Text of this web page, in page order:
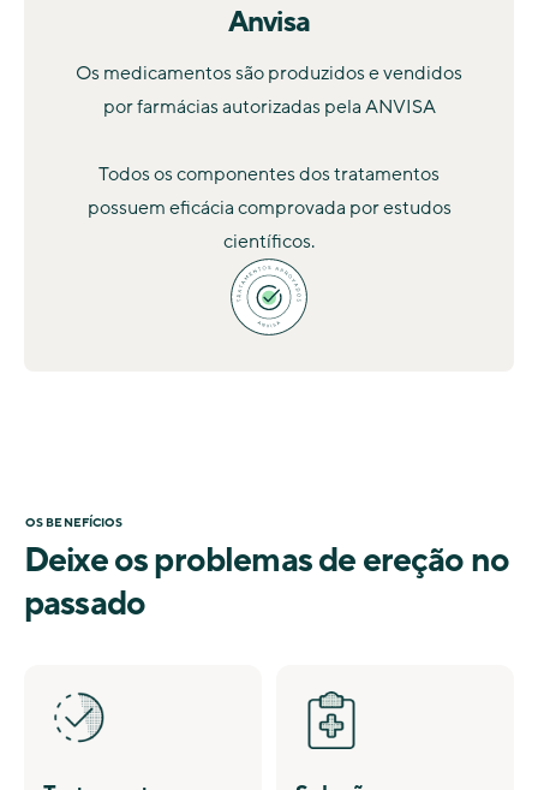
Anvisa
Os medicamentos são produzidos e vendidos
por farmácias autorizadas pela ANVISA
Todos os componentes dos tratamentos
possuem eficácia comprovada por estudos
científicos.
OS BENEFÍCIOS
Deixe os problemas de ereção no
passado